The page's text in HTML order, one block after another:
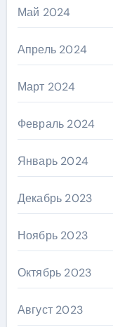
Май 2024
Апрель 2024
Март 2024
Февраль 2024
Январь 2024
Декабрь 2023
Ноябрь 2023
Октябрь 2023
Август 2023